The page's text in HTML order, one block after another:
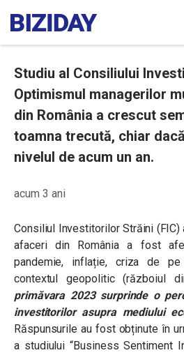
Studiu al Consiliului
Optimismul managerilor
din România a crescut
toamna trecută, chiar
nivelul de acum un an.
acum 3 ani
Consiliul Investitorilor Străini
afaceri din România a fost
pandemie, inflație, criza de
contextul geopolitic (războiul
primăvara 2023 surprinde o
investitorilor asupra mediului
Răspunsurile au fost obținute în
a studiului “Business Sentiment